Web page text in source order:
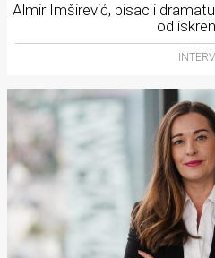
Almir Imširević, pisac i
od